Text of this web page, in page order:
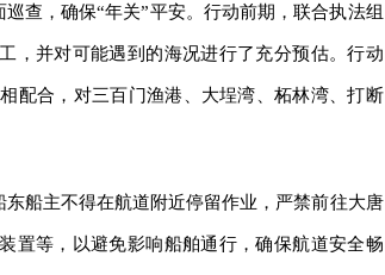
查，确保“年关”平安。行动前期，联合执法组
，并对可能遇到的海况进行了充分预估。行动
配合，对三百门渔港、大埕湾、柘林湾、打断
船主不得在航道附近停留作业，严禁前往大唐
置等，以避免影响船舶通行，确保航道安全畅